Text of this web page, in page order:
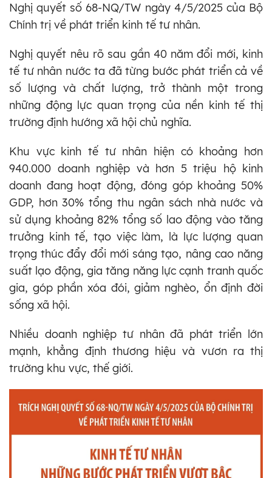
Nghị quyết số 68-NQ/TW ngày 4/5/2025 của Bộ
Chính trị về phát triển kinh tế tư nhân.
Nghị quyết nêu rõ sau gần 40 năm đổi mới, kinh
tế tư nhân nước ta đã từng bước phát triển cả về
số lượng và chất lượng, trở thành một trong
những động lực quan trọng của nền kinh tế thị
trường định hướng xã hội chủ nghĩa.
Khu vực kinh tế tư nhân hiện có khoảng hơn
940.000 doanh nghiệp và hơn 5 triệu hộ kinh
doanh đang hoạt động, đóng góp khoảng 50%
GDP, hơn 30% tổng thu ngân sách nhà nước và
sử dụng khoảng 82% tổng số lao động vào tăng
trưởng kinh tế, tạo việc làm, là lực lượng quan
trọng thúc đẩy đổi mới sáng tạo, nâng cao năng
suất lạo động, gia tăng năng lực cạnh tranh quốc
gia, góp phần xóa đói, giảm nghèo, ổn định đời
sống xã hội.
Nhiều doanh nghiệp tư nhân đã phát triển lớn
mạnh, khẳng định thương hiệu và vươn ra thị
trường khu vực, thế giới.